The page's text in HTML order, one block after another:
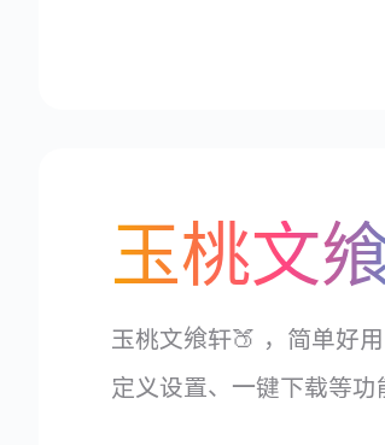
玉桃文
玉桃文飨轩🍑 ，简单好
定义设置、一键下载等